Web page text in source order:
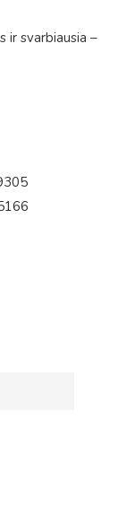
ir svarbiausia –